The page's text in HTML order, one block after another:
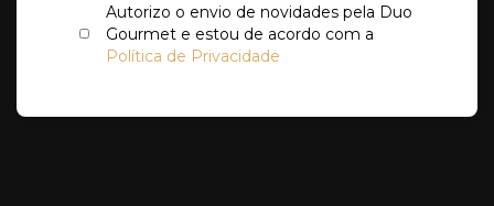
Autorizo o envio de novidades pela Duo
Gourmet e estou de acordo com a
Política de Privacidade